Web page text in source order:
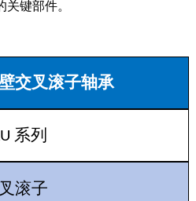
键部件。
交叉滚子轴承
系列
滚子